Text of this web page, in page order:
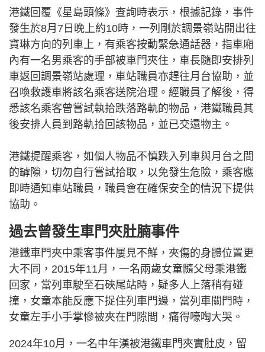
港鐵回覆《星島頭條》查詢時表示，根據記錄，事件
發生於8月7日晚上約10時，一列剛於調景嶺站開出往
寶琳方向的列車上，有乘客按動緊急通話器，指車廂
內有一名男乘客的手部被車門夾住，車長隨即安排列
車返回調景嶺站處理，車站職員亦趕往月台協助，並
召喚救護車將該名乘客送院治理。經職員了解後，得
悉該名乘客曾嘗試執拾跌落路軌的物品，港鐵職員其
後安排人員到路軌拾回該物品，並已交還物主。
港鐵提醒乘客，如個人物品不慎跌入列車與月台之間
的罅隙，切勿自行嘗試拾取，以免發生危險，乘客應
即時通知車站職員，職員會在確保安全的情況下提供
協助。
過去曾發生車門夾肚腩事件
港鐵車門夾中乘客事件屢見不鮮，夾傷的身體位置更
大不同，2015年11月，一名兩歲女童隨父母乘港鐵
回家，當列車駛至石硤尾站時，疑多人上落稍有碰
撞，女童本能反應下捉住列車門邊，當列車關門時，
女童左手小手掌慘被夾在門隙間，痛得嚎啕大哭。
2024年10月，一名中年漢被港鐵車門夾實肚皮，留